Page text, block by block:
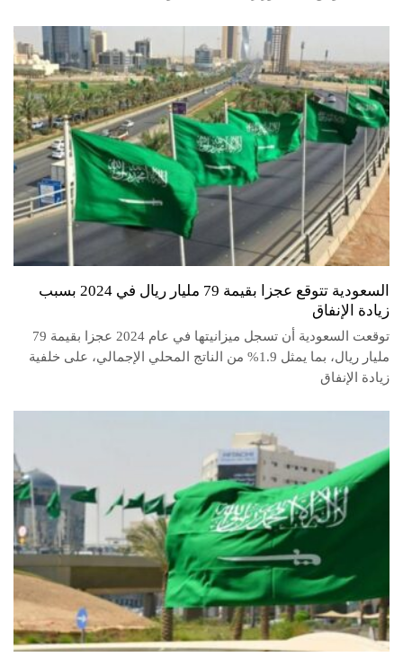
السعودية تتوقع عجزا بقيمة 79 مليار ريال في 2024 بسبب
زيادة الإنفاق
توقعت السعودية أن تسجل ميزانيتها في عام 2024 عجزا بقيمة 79
مليار ريال، بما يمثل 1.9% من الناتج المحلي الإجمالي، على خلفية
زيادة الإنفاق